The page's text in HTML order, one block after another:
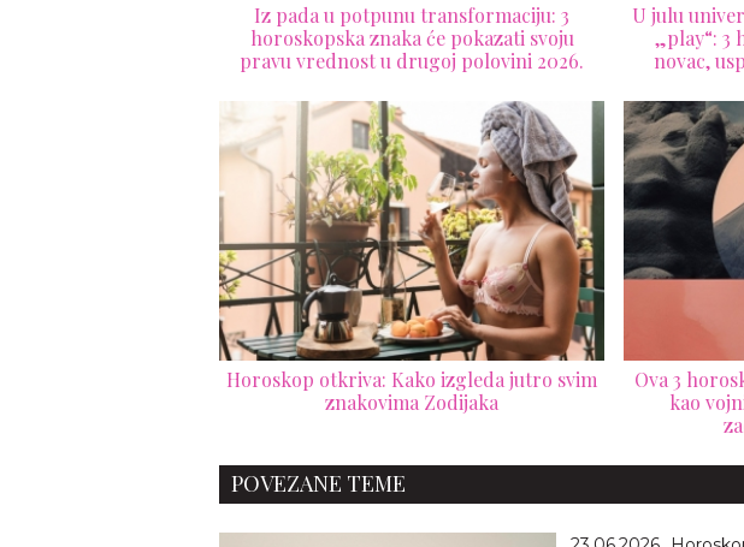
Iz pada u potpunu transformaciju: 3
horoskopska znaka će pokazati svoju
pravu vrednost u drugoj polovini 2026.
U julu
„play“: 3
novac,
Horoskop otkriva: Kako izgleda jutro svim
znakovima Zodijaka
Ova 3
kao
POVEZANE TEME